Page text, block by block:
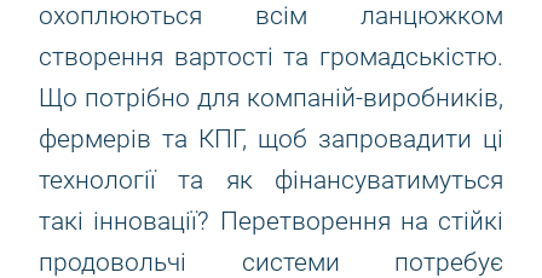
охоплюються всім ланцюжком
створення вартості та громадськістю.
Що потрібно для компаній-виробників,
фермерів та КПГ, щоб запровадити ці
технології та як фінансуватимуться
такі інновації? Перетворення на стійкі
продовольчі системи потребує